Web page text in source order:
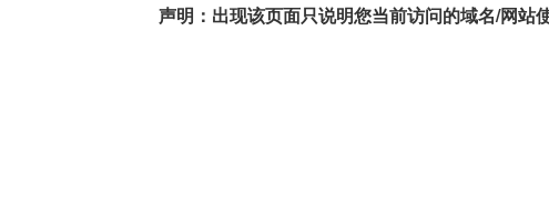
声明：出现该页面只说明您当前访问的域名/网